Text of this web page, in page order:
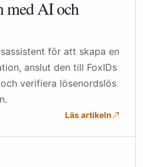
med AI och
för att skapa en
anslut den till FoxIDs
verifiera lösenordslös
Läs artikeln